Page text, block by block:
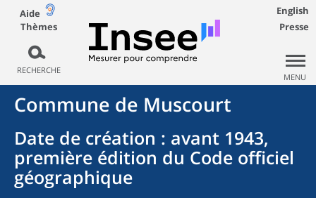
Aide
Thèmes
RECHERCHE
English
Presse
MENU
Commune de Muscourt
Date de création : avant 1943,
première édition du Code officiel
géographique